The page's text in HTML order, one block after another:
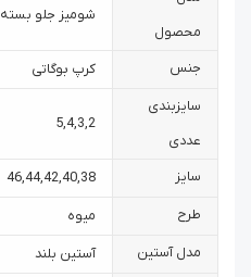
محصول
شومیز جلو بسته
جنس کرپ بوگاتی
سایزبندی
عددی
2
,
3
,
4
,
5
سایز 38
,
40
,
42
,
44
,
46
طرح میوه
مدل آستین آستین بلند